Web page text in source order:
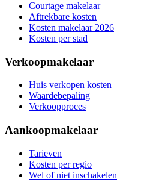
Courtage makelaar
Aftrekbare kosten
Kosten makelaar 2026
Kosten per stad
Verkoopmakelaar
Huis verkopen kosten
Waardebepaling
Verkoopproces
Aankoopmakelaar
Tarieven
Kosten per regio
Wel of niet inschakelen